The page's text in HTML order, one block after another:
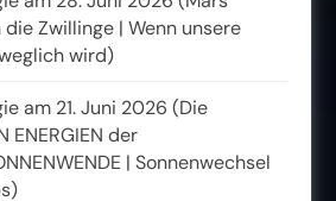
Zwillinge | Wenn unsere
wird)
am 21. Juni 2026 (Die
ENERGIEN der
| Sonnenwechsel